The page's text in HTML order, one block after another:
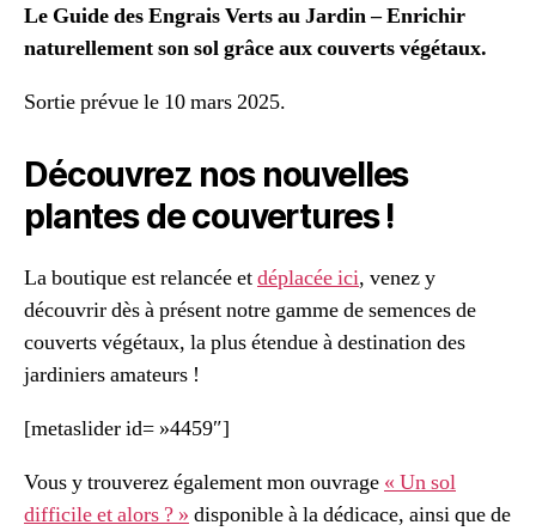
Le Guide des Engrais Verts au Jardin – Enrichir
naturellement son sol grâce aux couverts végétaux.
Sortie prévue le 10 mars 2025.
Découvrez nos nouvelles
plantes de couvertures !
La boutique est relancée etdéplacée ici, venez y
découvrir dès à présent notre gamme de semences de
couverts végétaux, la plus étendue à destination des
jardiniers amateurs !
[metaslider id= »4459″]
Vous y trouverez également mon ouvrage « Un sol
difficile et alors ? » disponible à la dédicace, ainsi que de